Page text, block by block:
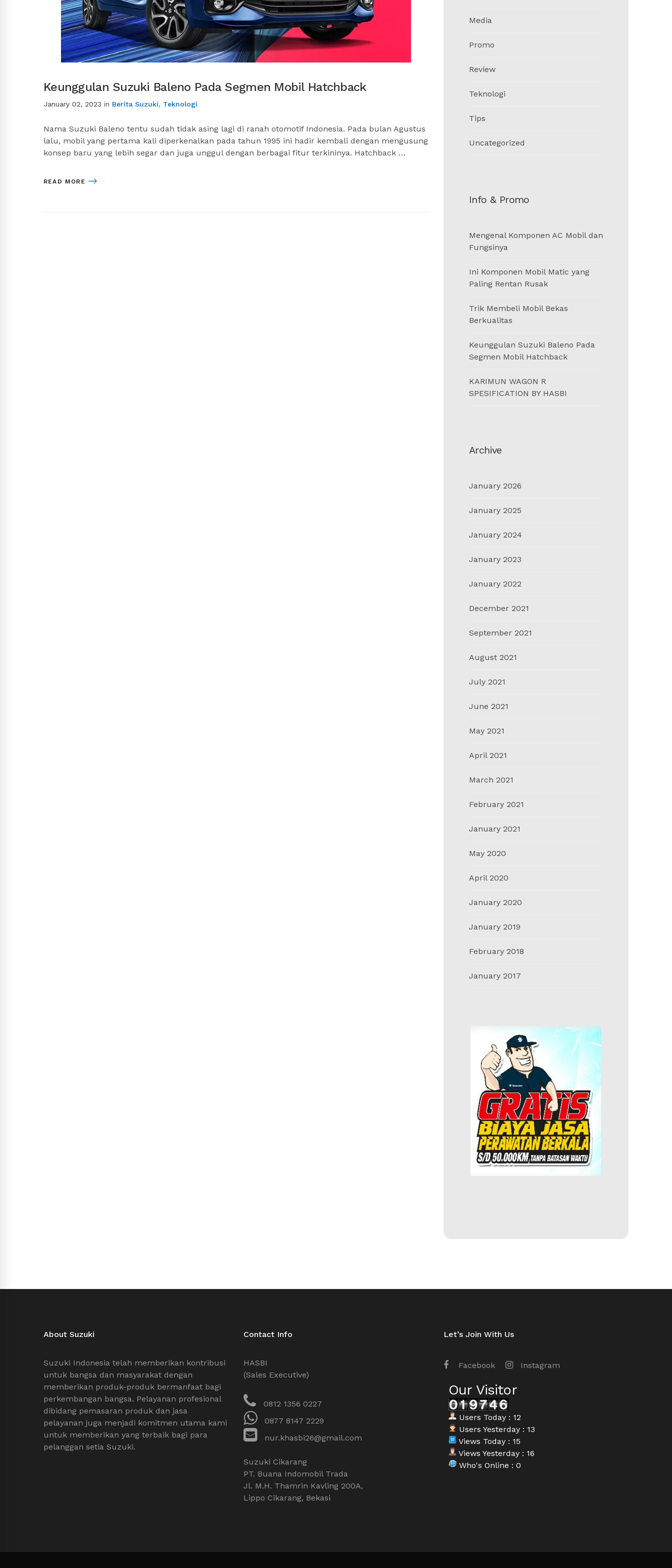
Keunggulan Suzuki Baleno Pada Segmen Mobil Hatchback
January 02, 2023 in Berita Suzuki, Teknologi
Nama Suzuki Baleno tentu sudah tidak asing lagi di ranah otomotif Indonesia. Pada bulan Agustus
lalu, mobil yang pertama kali diperkenalkan pada tahun 1995 ini hadir kembali dengan mengusung
konsep baru yang lebih segar dan juga unggul dengan berbagai fitur terkininya. Hatchback …
READ MORE
Media
Promo
Review
Teknologi
Tips
Uncategorized
Info & Promo
Mengenal Komponen AC Mobil dan
Fungsinya
Ini Komponen Mobil Matic yang
Paling Rentan Rusak
Trik Membeli Mobil Bekas
Berkualitas
Keunggulan Suzuki Baleno Pada
Segmen Mobil Hatchback
KARIMUN WAGON R
SPESIFICATION BY HASBI
Archive
January 2026
January 2025
January 2024
January 2023
January 2022
December 2021
September 2021
August 2021
July 2021
June 2021
May 2021
April 2021
March 2021
February 2021
January 2021
May 2020
April 2020
January 2020
January 2019
February 2018
January 2017
About Suzuki
Suzuki Indonesia telah memberikan kontribusi
untuk bangsa dan masyarakat dengan
memberikan produk-produk bermanfaat bagi
perkembangan bangsa. Pelayanan profesional
dibidang pemasaran produk dan jasa
pelayanan juga menjadi komitmen utama kami
untuk memberikan yang terbaik bagi para
pelanggan setia Suzuki.
Contact Info
HASBI
(Sales Executive)
0812 1356 0227
0877 8147 2229
nur.khasbi26@gmail.com
Suzuki Cikarang
PT. Buana Indomobil Trada
Jl. M.H. Thamrin Kavling 200A,
Lippo Cikarang, Bekasi
Let’s Join With Us
Facebook Instagram
Our Visitor
Users Today : 12
Users Yesterday : 13
Views Today : 15
Views Yesterday : 16
Who's Online : 0